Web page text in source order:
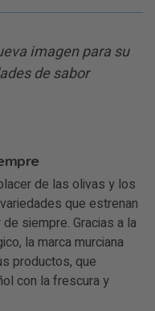
imagen para su
de sabor
de las olivas y los
que estrenan
siempre. Gracias a la
la marca murciana
productos, que
con la frescura y